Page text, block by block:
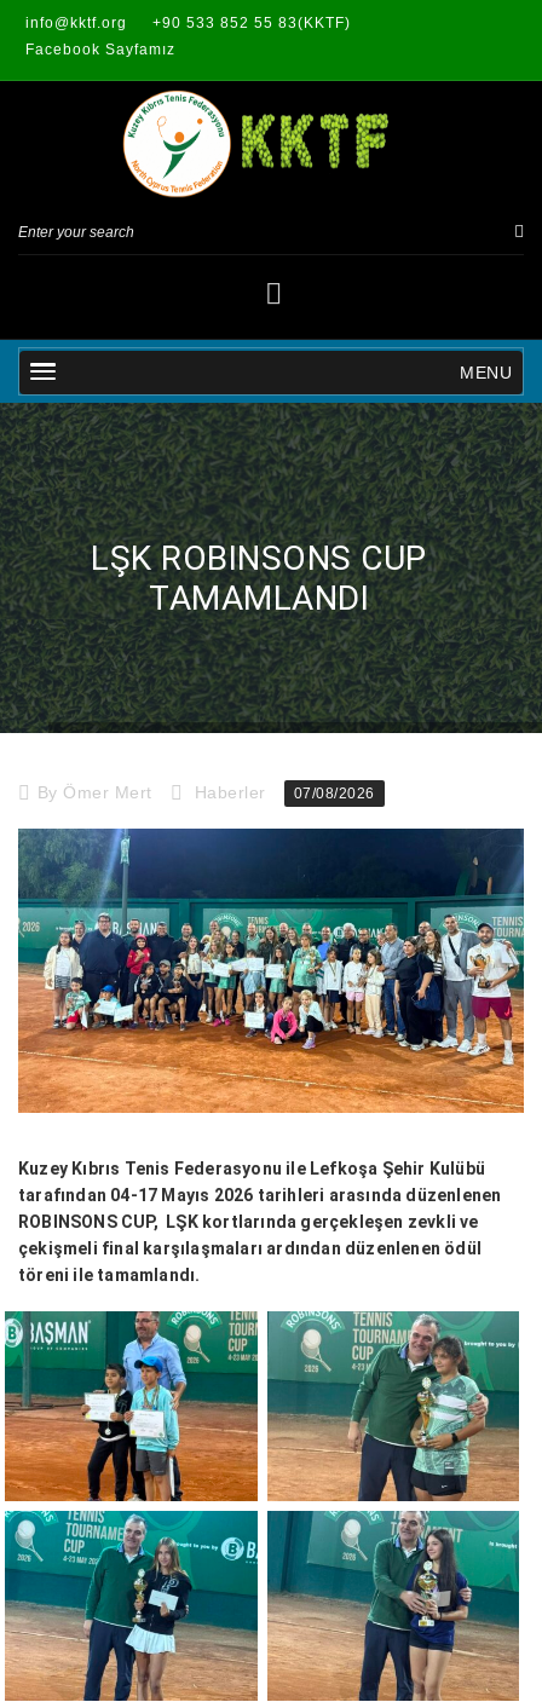
info@kktf.org
+90 533 852 55 83(KKTF)
Facebook Sayfamız
MENU
LŞK ROBINSONS CUP
TAMAMLANDI
By Ömer Mert Haberler 07/08/2026
Kuzey Kıbrıs Tenis Federasyonu ile Lefkoşa Şehir Kulübü
tarafından 04-17 Mayıs 2026 tarihleri arasında düzenlenen
ROBINSONS CUP, LŞK kortlarında gerçekleşen zevkli ve
çekişmeli final karşılaşmaları ardından düzenlenen ödül
töreni ile tamamlandı.